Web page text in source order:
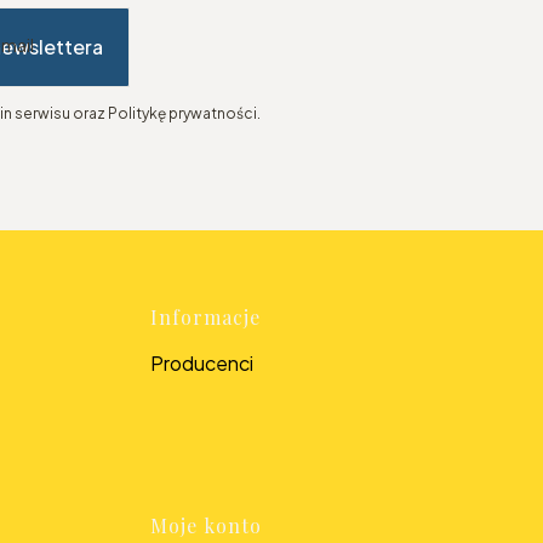
serwisu oraz Politykę prywatności.
Informacje
Producenci
Moje konto